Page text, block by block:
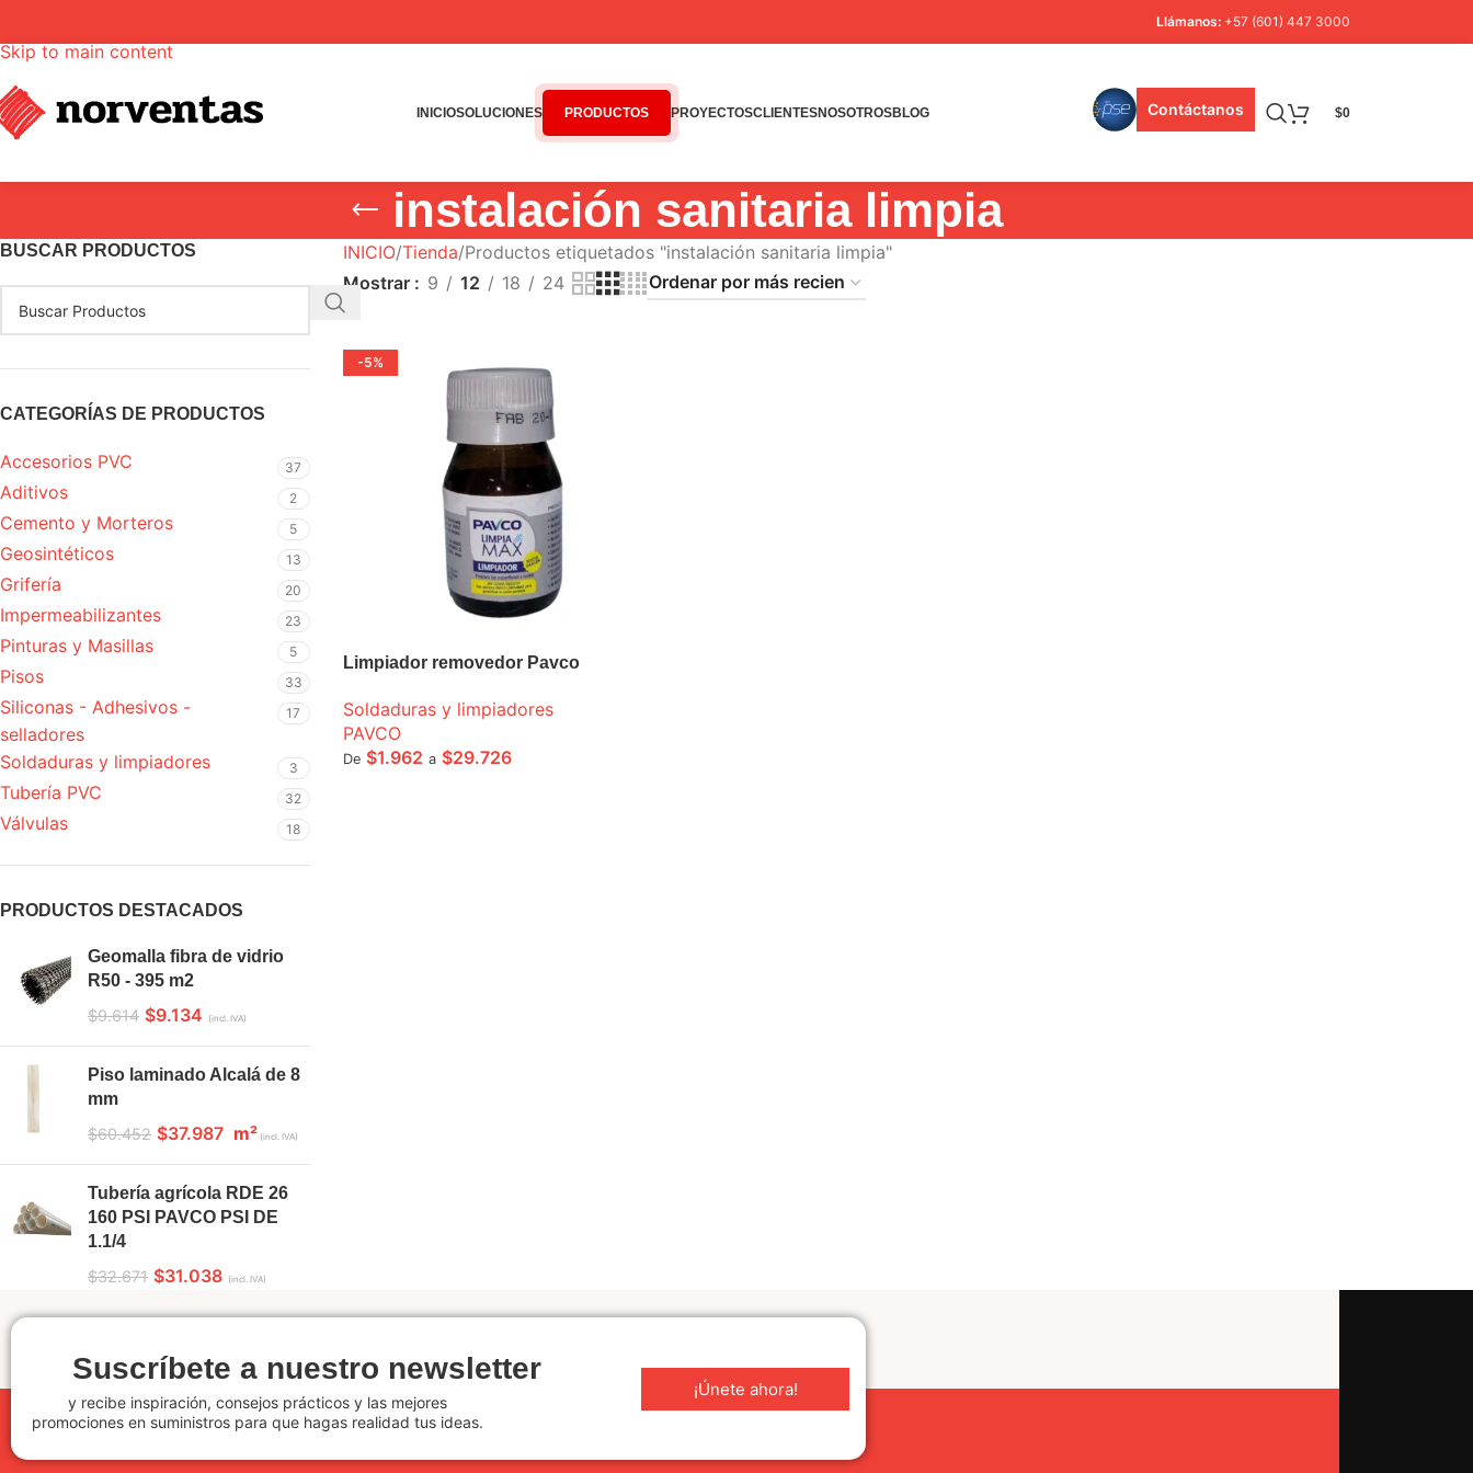
Skip to main content
Llámanos: +57 (601) 447 3000
INICIOSOLUCIONES PRODUCTOS PROYECTOSCLIENTESNOSOTROSBLOG Contáctanos $0
instalación sanitaria limpia
BUSCAR PRODUCTOS
CATEGORÍAS DE PRODUCTOS
Accesorios PVC 37
Aditivos 2
Cemento y Morteros 5
Geosintéticos 13
Grifería 20
Impermeabilizantes 23
Pinturas y Masillas 5
Pisos 33
Siliconas - Adhesivos -
selladores
17
Soldaduras y limpiadores 3
Tubería PVC 32
Válvulas 18
PRODUCTOS DESTACADOS
Geomalla fibra de vidrio
R50 - 395 m2
$9.614 $9.134 (incl. IVA)
Piso laminado Alcalá de 8
mm
$60.452 $37.987 m² (incl. IVA)
Tubería agrícola RDE 26
160 PSI PAVCO PSI DE
1.1/4
$32.671 $31.038 (incl. IVA)
INICIO Tienda Productos etiquetados "instalación sanitaria limpia"
Mostrar
9 12 18 24
-5%
Limpiador removedor Pavco
Soldaduras y limpiadores
PAVCO
De $1.962 a $29.726
Suscríbete a nuestro newsletter
y recibe inspiración, consejos prácticos y las mejores
promociones en suministros para que hagas realidad tus ideas.
¡Únete ahora!